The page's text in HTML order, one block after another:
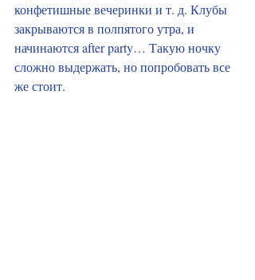
конфетишные вечеринки и т. д. Клубы
закрываются в полпятого утра, и
начинаются after party… Такую ночку
сложно выдержать, но попробовать все
же стоит.